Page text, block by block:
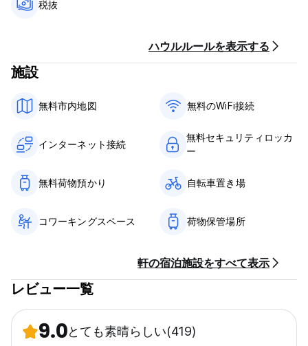
税金が含まれています。
朝食は含まれておらず、提供されていません。
禁煙。
がありませんのでご注意ください。
18:00PM以降にご到着予定の場合は、ご到着日に予約アカウント
親愛なるゲストの皆様、ご紹介したいのは
- ホステルへの入り口は「Breivings」レストランを通過すると、
「Bluebird」と書かれた大きな白いドアが見えます。
- リガ旧市街のブルー バード ホステルには 24 時間対応の清掃サ
ービスがありません。ご自身で清掃した後はエリアを清潔に保っ
税抜
ハウルルールを表示する
施設
無料市内地図 無料のWiFi接続
インターネット接続
無料セキュリティロッカ
ー
無料荷物預かり 自転車置き場
コワーキングスペース 荷物保管場所
軒の宿泊施設をすべて表示
レビュー一覧
9.0とても素晴らしい(419)